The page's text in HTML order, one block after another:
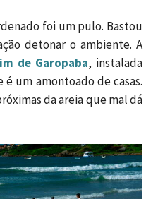
foi um pulo. Bastou
detonar o ambiente. A
de Garopaba, instalada
um amontoado de casas.
da areia que mal dá